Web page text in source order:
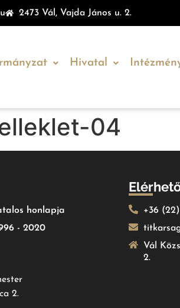
2473 Vál, Vajda János u. 2.
Hivatal
04
honlapja
- 2020
2.
+36 (22)
Vál
2.